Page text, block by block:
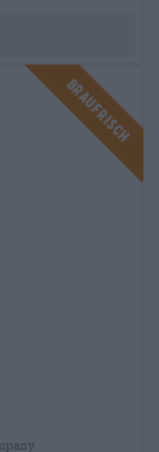
Braufrisch